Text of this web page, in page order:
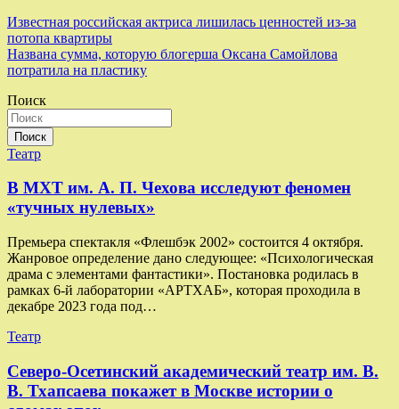
Навигация
по
записям
Известная российская актриса лишилась ценностей из-за
потопа квартиры
Названа сумма, которую блогерша Оксана Самойлова
потратила на пластику
Поиск
Поиск
Театр
В МХТ им. А. П. Чехова исследуют феномен
«тучных нулевых»
Премьера спектакля «Флешбэк 2002» состоится 4 октября.
Жанровое определение дано следующее: «Психологическая
драма с элементами фантастики». Постановка родилась в
рамках 6-й лаборатории «АРТХАБ», которая проходила в
декабре 2023 года под…
Театр
Северо-Осетинский академический театр им. В.
В. Тхапсаева покажет в Москве истории о